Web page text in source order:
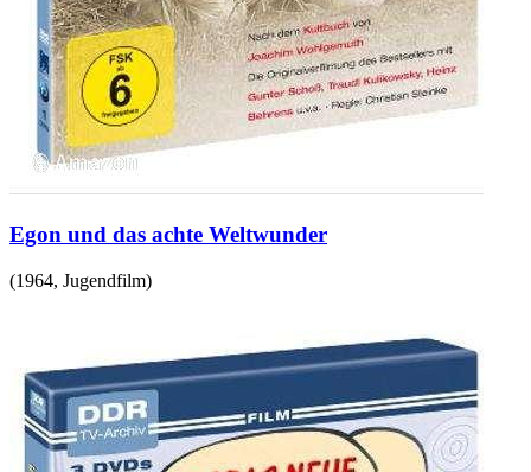
Egon und das achte Weltwunder
(1964, Jugendfilm)